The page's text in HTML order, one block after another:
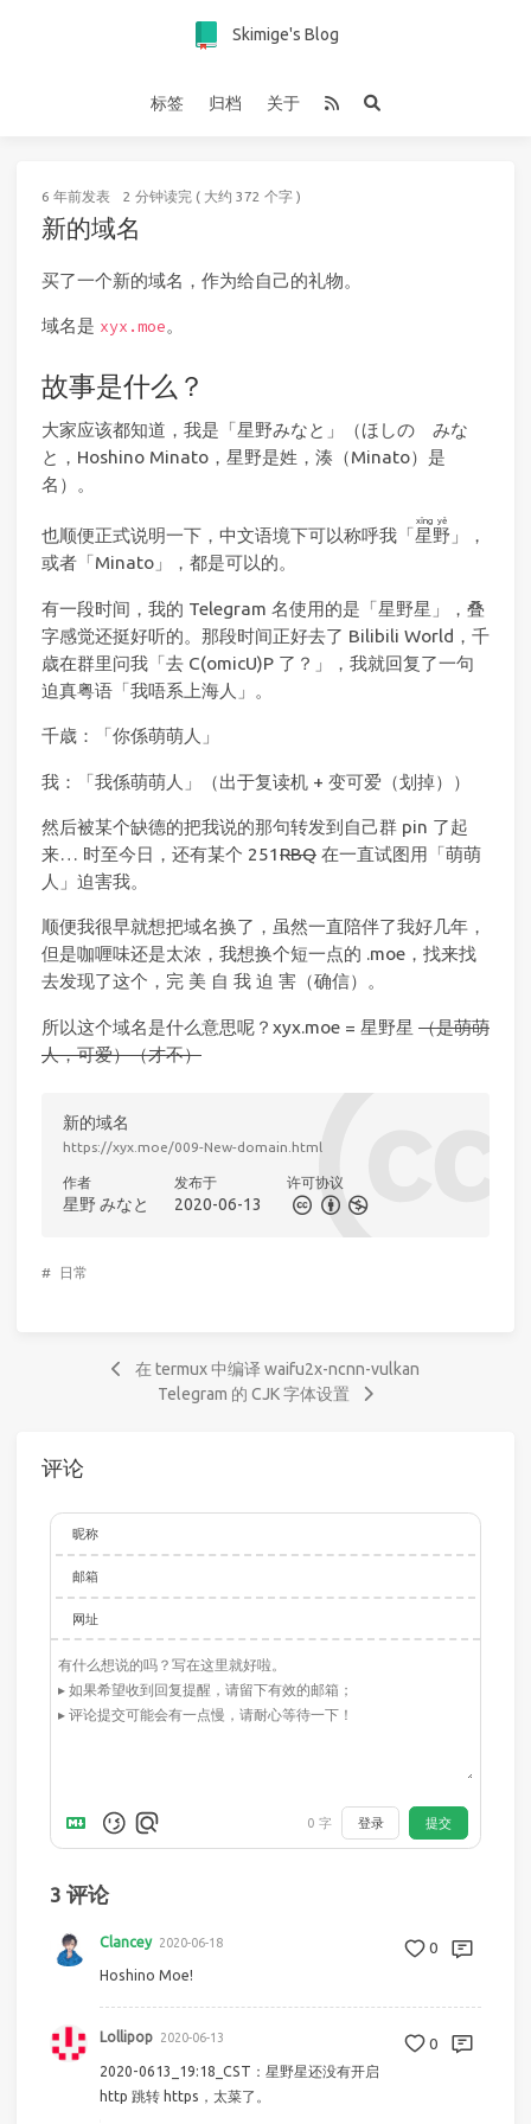
Skimige's Blog
标签 归档 关于
6 年前发表 2 分钟读完 ( 大约 372 个字 )
新的域名
买了一个新的域名，作为给自己的礼物。
域名是 xyx.moe。
故事是什么？
大家应该都知道，我是「星野みなと」（ほしの みな
と，Hoshino Minato，星野是姓，湊（Minato）是
名）。
也顺便正式说明一下，中文语境下可以称呼我「星
xīng
野
yě
」，
或者「Minato」，都是可以的。
有一段时间，我的 Telegram 名使用的是「星野星」，叠
字感觉还挺好听的。那段时间正好去了 Bilibili World，千
歳在群里问我「去 C(omicU)P 了？」，我就回复了一句
迫真粤语「我唔系上海人」。
千歳：「你係萌萌人」
我：「我係萌萌人」（出于复读机 + 变可爱（划掉））
然后被某个缺德的把我说的那句转发到自己群 pin 了起
来… 时至今日，还有某个 251RBQ 在一直试图用「萌萌
人」迫害我。
顺便我很早就想把域名换了，虽然一直陪伴了我好几年，
但是咖喱味还是太浓，我想换个短一点的 .moe，找来找
去发现了这个，完 美 自 我 迫 害（确信）。
所以这个域名是什么意思呢？xyx.moe = 星野星 （是萌萌
人，可爱）（才不）
新的域名
https://xyx.moe/009-New-domain.html
作者
星野 みなと
发布于
2020-06-13
许可协议
# 日常
在 termux 中编译 waifu2x-ncnn-vulkan
Telegram 的 CJK 字体设置
评论
昵称
邮箱
网址
0 字 登录 提交
3 评论
Clancey 2020-06-18 0
Hoshino Moe!
Lollipop 2020-06-13 0
2020-0613_19:18_CST：星野星还没有开启
http 跳转 https，太菜了。